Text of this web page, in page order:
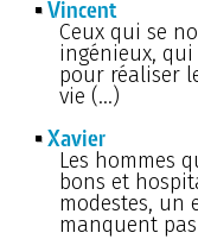
Vincent
Ceux qui se
ingénieux, qui
pour réaliser
vie (…)
Xavier
Les hommes
bons et
modestes, un
manquent